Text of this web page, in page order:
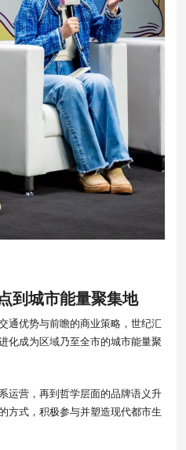
到城市能量聚集地
通优势与前瞻的商业策略，世纪汇
化成为区域乃至全市的城市能量聚
运营，再到哲学层面的品牌语义升
方式，积极参与并塑造现代都市生